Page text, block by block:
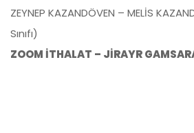
ZEYNEP KAZANDÖVEN – MELİS
Sınıfı)
ZOOM İTHALAT – JİRAYR